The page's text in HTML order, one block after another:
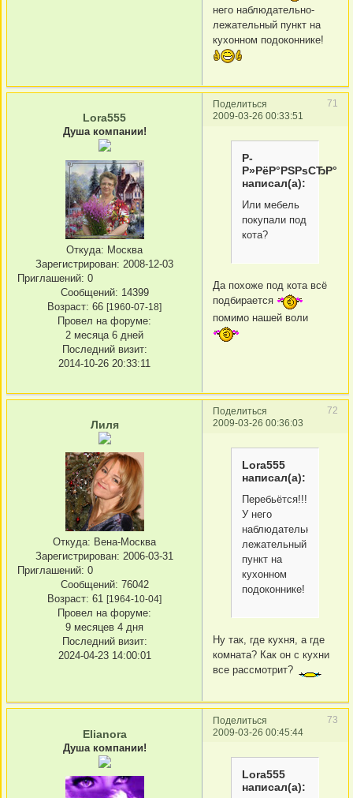
него наблюдательно-
лежательный пункт на
кухонном подоконнике!
Поделиться
71
2009-03-26 00:33:51
Lora555
Душа компании!
Откуда: Москва
Зарегистрирован: 2008-12-03
Приглашений: 0
Сообщений: 14399
Возраст: 66 [1960-07-18]
Провел на форуме:
2 месяца 6 дней
Последний визит:
2014-10-26 20:33:11
Р­
Р»РёР°РЅРѕСЂР°
написал(а):
Или мебель
покупали под
кота?
Да похоже под кота всё
подбирается
помимо нашей воли
Поделиться
72
2009-03-26 00:36:03
Лиля
Откуда: Вена-Москва
Зарегистрирован: 2006-03-31
Приглашений: 0
Сообщений: 76042
Возраст: 61 [1964-10-04]
Провел на форуме:
9 месяцев 4 дня
Последний визит:
2024-04-23 14:00:01
Lora555
написал(а):
Перебьётся!!!
У него
наблюдательно-
лежательный
пункт на
кухонном
подоконнике!
Ну так, где кухня, а где
комната? Как он с кухни
все рассмотрит?
Поделиться
73
2009-03-26 00:45:44
Elianora
Душа компании!
Lora555
написал(а):